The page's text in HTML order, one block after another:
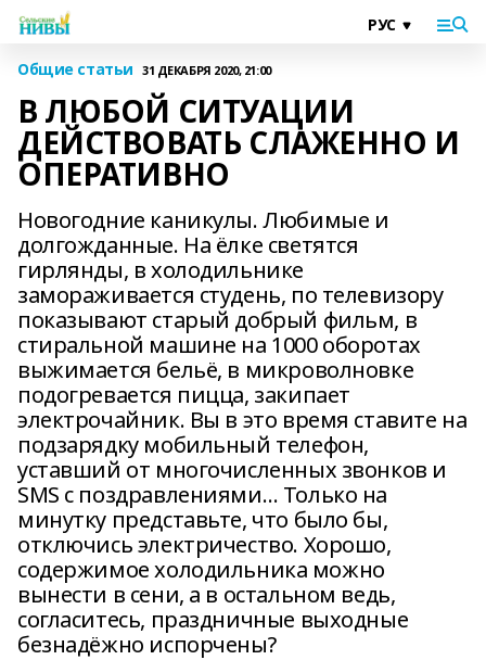
Общие статьи 31 ДЕКАБРЯ 2020, 21:00
В ЛЮБОЙ СИТУАЦИИ
ДЕЙСТВОВАТЬ СЛАЖЕННО И
ОПЕРАТИВНО
Новогодние каникулы. Любимые и
долгожданные. На ёлке светятся
гирлянды, в холодильнике
замораживается студень, по телевизору
показывают старый добрый фильм, в
стиральной машине на 1000 оборотах
выжимается бельё, в микроволновке
подогревается пицца, закипает
электрочайник. Вы в это время ставите на
подзарядку мобильный телефон,
уставший от многочисленных звонков и
SMS с поздравлениями… Только на
минутку представьте, что было бы,
отключись электричество. Хорошо,
содержимое холодильника можно
вынести в сени, а в остальном ведь,
согласитесь, праздничные выходные
безнадёжно испорчены?